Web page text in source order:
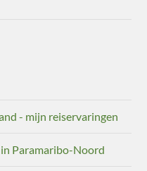
- mijn reiservaringen
Paramaribo-Noord